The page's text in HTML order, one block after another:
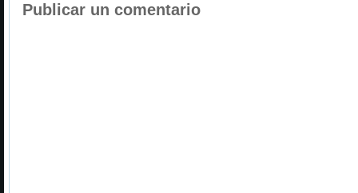
Publicar un comentario